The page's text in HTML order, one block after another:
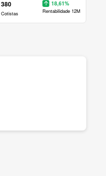
380
Cotistas
18,61%
Rentabilidade 12M